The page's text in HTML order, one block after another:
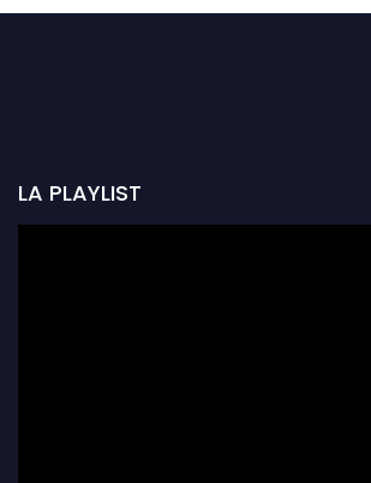
LA PLAYLIST